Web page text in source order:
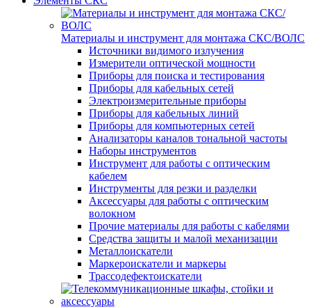
Материалы и инструмент для монтажа СКС/ВОЛС
Источники видимого излучения
Измерители оптической мощности
Приборы для поиска и тестирования
Приборы для кабельных сетей
Электроизмерительные приборы
Приборы для кабельных линий
Приборы для компьютерных сетей
Анализаторы каналов тональной частоты
Наборы инструментов
Инструмент для работы с оптическим
кабелем
Инструменты для резки и разделки
Аксессуары для работы с оптическим
волокном
Прочие материалы для работы с кабелями
Средства защиты и малой механизации
Металлоискатели
Маркероискатели и маркеры
Трассодефектоискатели